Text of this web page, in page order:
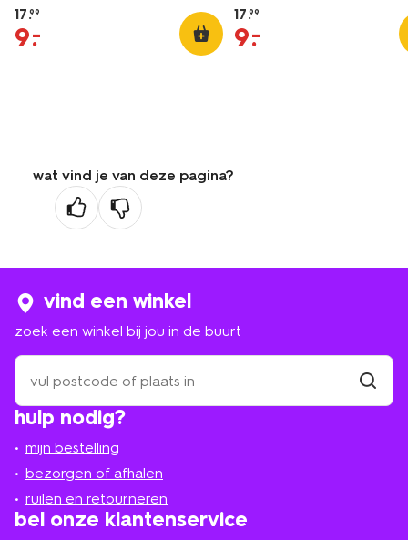
17.99
9.
–
17.99
9.
–
wat vind je van deze pagina?
hulp nodig?
mijn bestelling
bezorgen of afhalen
ruilen en retourneren
bel onze klantenservice
vind een winkel
zoek een winkel bij jou in de buurt
zoek
een
winkel
bij
in
de
buurt